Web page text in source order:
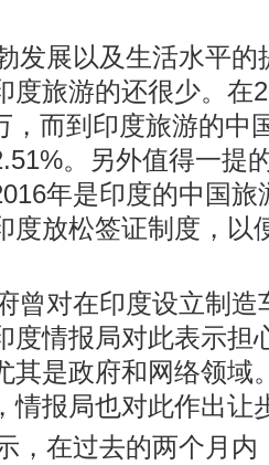
发展以及生活水平
度旅游的还很少。在
，而到印度旅游的中
。另外值得一提
年是印度的中国
度放松签证制度，以
曾对在印度设立制造
度情报局对此表示担
其是政府和网络领域
情报局也对此作出让
，在过去的两个月内